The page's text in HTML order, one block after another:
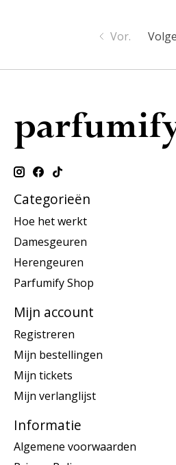
Vor.
Categorieën
Hoe het werkt
Damesgeuren
Herengeuren
Parfumify Shop
Mijn account
Registreren
Mijn bestellingen
Mijn tickets
Mijn verlanglijst
Informatie
Algemene voorwaarden